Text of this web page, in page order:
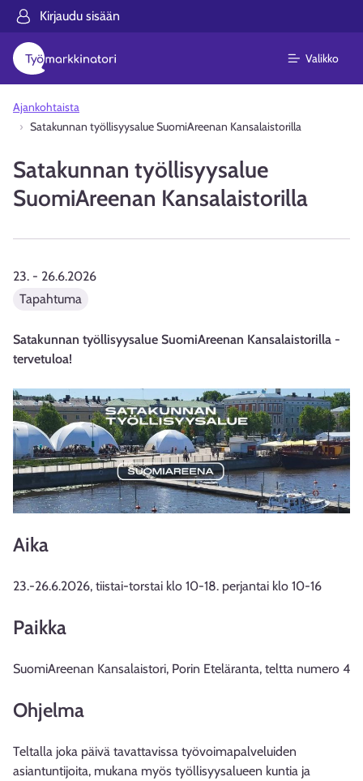
Kirjaudu sisään
Valikko
Ajankohtaista
Satakunnan työllisyysalue SuomiAreenan Kansalaistorilla
Satakunnan työllisyysalue
SuomiAreenan Kansalaistorilla
23. - 26.6.2026
Tapahtuma
Satakunnan työllisyysalue SuomiAreenan Kansalaistorilla -
tervetuloa!
Aika
23.-26.6.2026, tiistai-torstai klo 10-18. perjantai klo 10-16
Paikka
SuomiAreenan Kansalaistori, Porin Eteläranta, teltta numero 4
Ohjelma
Teltalla joka päivä tavattavissa työvoimapalveluiden
asiantuntijoita, mukana myös työllisyysalueen kuntia ja